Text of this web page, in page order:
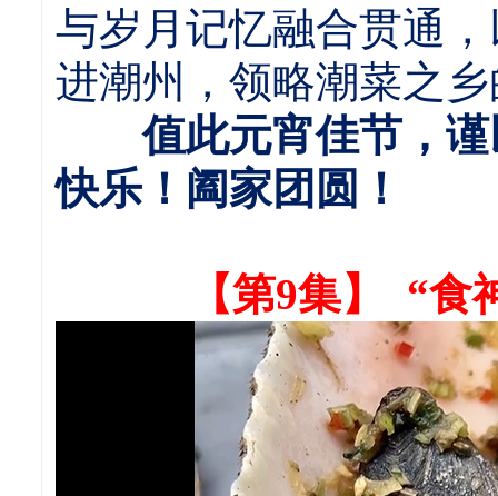
与岁月记忆融合贯通
进潮州，领略潮菜之
值此元宵佳节，
快乐！阖家团圆！
【第9集】 “